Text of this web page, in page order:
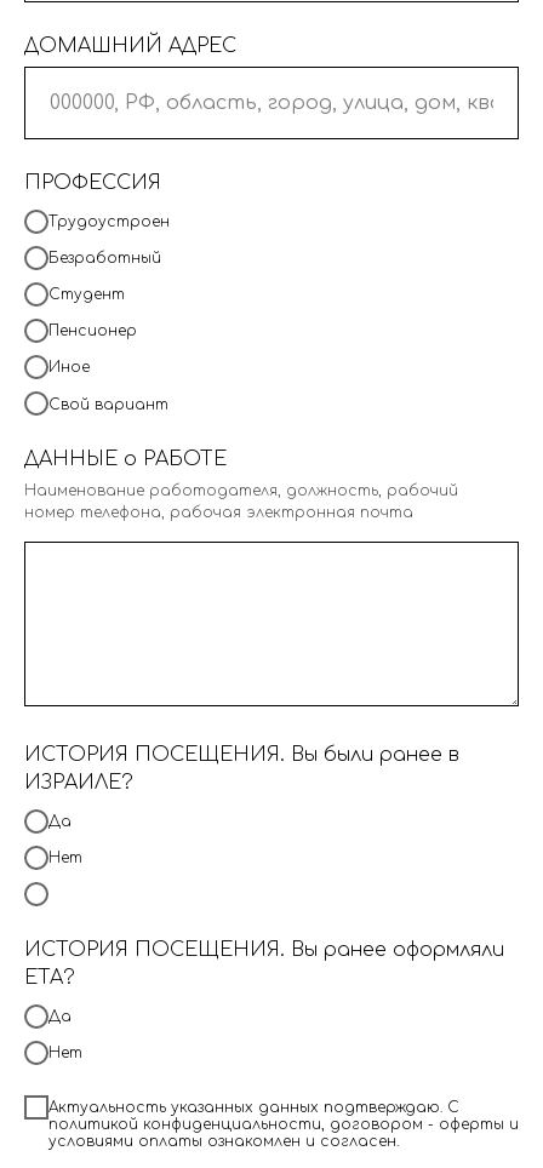
ДОМАШНИЙ АДРЕС
ПРОФЕССИЯ
Трудоустроен
Безработный
Студент
Пенсионер
Иное
Свой вариант
ДАННЫЕ о РАБОТЕ
Наименование работодателя, должность, рабочий
номер телефона, рабочая электронная почта
ИСТОРИЯ ПОСЕЩЕНИЯ. Вы были ранее в
ИЗРАИЛЕ?
Да
Нет
ИСТОРИЯ ПОСЕЩЕНИЯ. Вы ранее оформляли
ЕТА?
Да
Нет
Актуальность указанных данных подтверждаю. С
политикой конфиденциальности, договором - оферты и
условиями оплаты ознакомлен и согласен.